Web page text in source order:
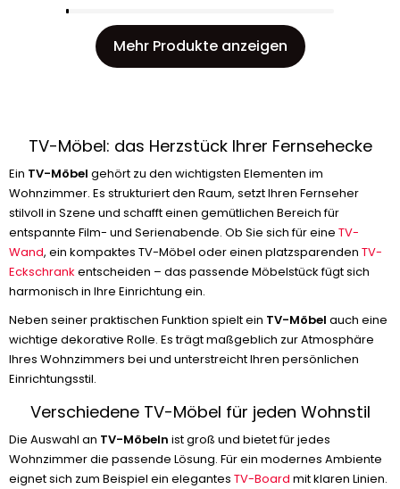
Mehr Produkte anzeigen
TV-Möbel: das Herzstück Ihrer Fernsehecke
Ein TV-Möbel gehört zu den wichtigsten Elementen im
Wohnzimmer. Es strukturiert den Raum, setzt Ihren Fernseher
stilvoll in Szene und schafft einen gemütlichen Bereich für
entspannte Film- und Serienabende. Ob Sie sich für eine TV-
Wand, ein kompaktes TV-Möbel oder einen platzsparenden TV-
Eckschrank entscheiden – das passende Möbelstück fügt sich
harmonisch in Ihre Einrichtung ein.
Neben seiner praktischen Funktion spielt ein TV-Möbel auch eine
wichtige dekorative Rolle. Es trägt maßgeblich zur Atmosphäre
Ihres Wohnzimmers bei und unterstreicht Ihren persönlichen
Einrichtungsstil.
Verschiedene TV-Möbel für jeden Wohnstil
Die Auswahl an TV-Möbeln ist groß und bietet für jedes
Wohnzimmer die passende Lösung. Für ein modernes Ambiente
eignet sich zum Beispiel ein elegantes TV-Board mit klaren Linien.